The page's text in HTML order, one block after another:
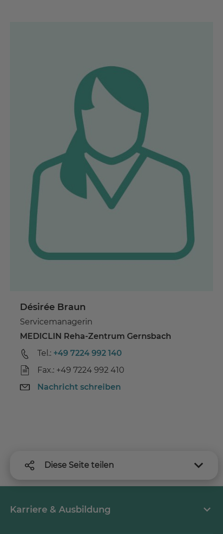
Désirée Braun
Servicemanagerin
MEDICLIN Reha-Zentrum Gernsbach
Tel.: +49 7224 992 140
Fax.: +49 7224 992 410
Nachricht schreiben
Diese Seite teilen
Karriere & Ausbildung